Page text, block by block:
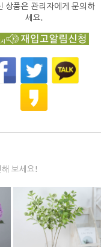
상품은 관리자에게 문의하
세요.
보세요!